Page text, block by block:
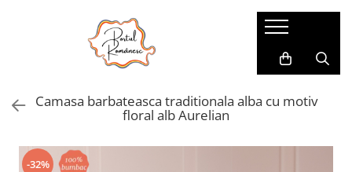
Pijamale Dama Marimi Mari
Pijamale Baieti
Imbracaminte copii
Imbracaminte Baieti
Camasa barbateasca traditionala alba cu motiv
floral alb Aurelian
-32%